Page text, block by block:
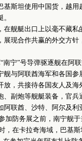
斯坦使用中国货，越用
舰艇出口上以毫不藏私
现合作共赢的外交方针
宁”号导弹驱逐舰在阿
与阿联酋海军和各国参
，共接待各国友人及海
副炮等舰艇装备，官
联酋、沙特、阿尔及利
防务展之前，南宁舰于
，在卡拉奇海域，巴基